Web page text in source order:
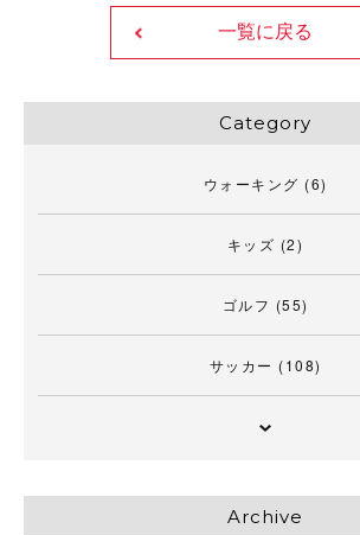
一覧に戻る
Category
ウォーキング (6)
キッズ (2)
ゴルフ (55)
サッカー (108)
Archive